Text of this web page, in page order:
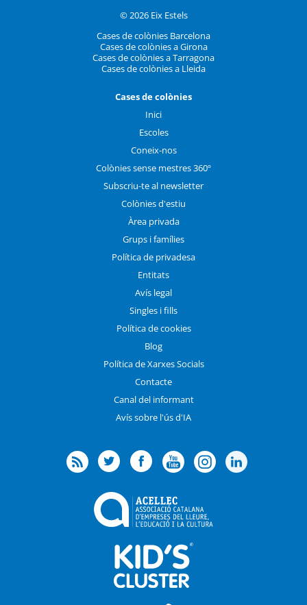
© 2026 Eix Estels
Cases de colònies Barcelona
Cases de colònies a Girona
Cases de colònies a Tarragona
Cases de colònies a Lleida
Cases de colònies
Inici
Escoles
Coneix-nos
Colònies sense mestres 360º
Subscriu-te al newsletter
Colònies d'estiu
Àrea privada
Grups i famílies
Política de privadesa
Entitats
Avís legal
Singles i fills
Política de cookies
Blog
Política de Xarxes Socials
Contacte
Canal del informant
Avís sobre l'ús d'IA